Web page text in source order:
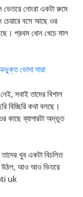
ভেতরে নোংরা একটা রুমে
চেয়ারে বসে আছে ওর
প্রথম ধোন খেচে মাল
ভোদা মারা
সবাই তাদের বিশাল
বিচ্ছিরি কথা বলছে।
কাছে ব্যাপারটা অদ্ভুত
খুব একটা বিচলিত
উঠল, আও আও ভিতরে
uk